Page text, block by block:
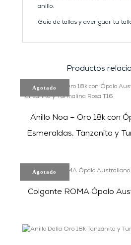
anillo.
Guía de tallas y averiguar tu
Productos
Agotado
Anillo Noa – Oro 18k con
Esmeraldas, Tanzanita y
Agotado
Colgante ROMA Ópalo